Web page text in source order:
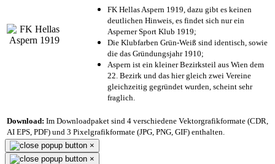
FK Hellas Aspern 1919, dazu gibt es keinen
deutlichen Hinweis, es findet sich nur ein
Asperner Sport Klub 1919;
Die Klubfarben Grün-Weiß sind identisch, sowie
die das Gründungsjahr 1910;
Aspern ist ein kleiner Bezirksteil aus Wien dem
22. Bezirk und das hier gleich zwei Vereine
gleichzeitig gegründet wurden, scheint sehr
fraglich.
Download: Im Downloadpaket sind 4 verschiedene Vektorgrafikformate (CDR,
AI EPS, PDF) und 3 Pixelgrafikformate (JPG, PNG, GIF) enthalten.
×
×